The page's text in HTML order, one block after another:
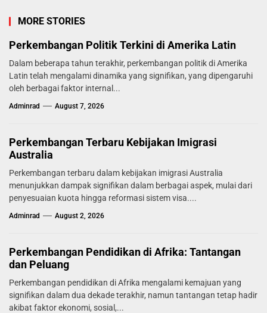
MORE STORIES
Perkembangan Politik Terkini di Amerika Latin
Dalam beberapa tahun terakhir, perkembangan politik di Amerika
Latin telah mengalami dinamika yang signifikan, yang dipengaruhi
oleh berbagai faktor internal...
Adminrad August 7, 2026
Perkembangan Terbaru Kebijakan Imigrasi
Australia
Perkembangan terbaru dalam kebijakan imigrasi Australia
menunjukkan dampak signifikan dalam berbagai aspek, mulai dari
penyesuaian kuota hingga reformasi sistem visa....
Adminrad August 2, 2026
Perkembangan Pendidikan di Afrika: Tantangan
dan Peluang
Perkembangan pendidikan di Afrika mengalami kemajuan yang
signifikan dalam dua dekade terakhir, namun tantangan tetap hadir
akibat faktor ekonomi, sosial,...